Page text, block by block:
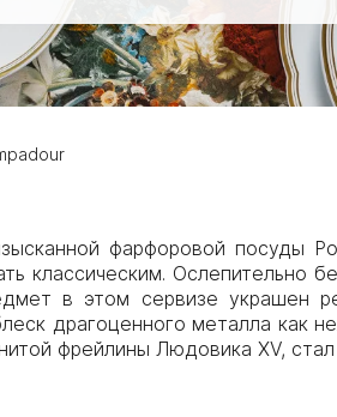
фарфоровой посуды
классическим. Ослепительно
в этом сервизе украшен
драгоценного металла как
фрейлины Людовика XV,